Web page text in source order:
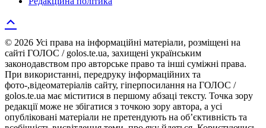
© 2026 Усі права на інформаційні матеріали, розміщені на
сайті ГОЛОС / golos.te.ua, захищені українським
законодавством про авторське право та інші суміжні права.
При використанні, передруку інформаційних та
фото-,відеоматеріалів сайту, гіперпосилання на ГОЛОС /
golos.te.ua має міститися в першому абзаці тексту. Точка зору
редакції може не збігатися з точкою зору автора, а усі
опубліковані матеріали не претендують на об’єктивність та